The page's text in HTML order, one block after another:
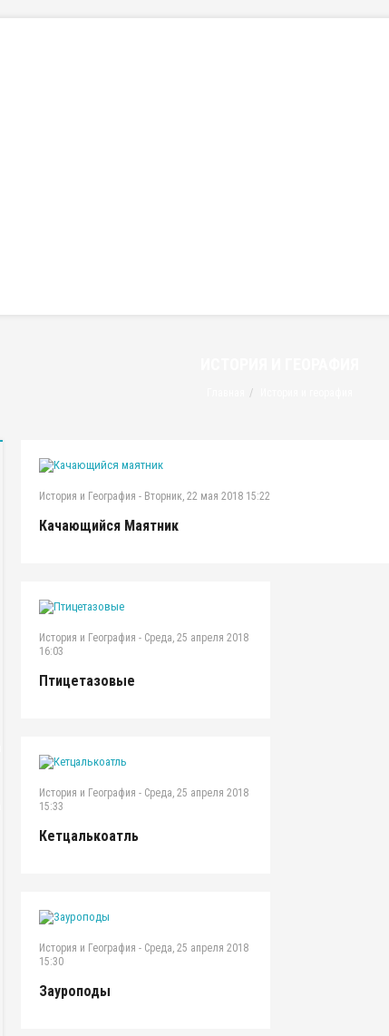
История и География - Вторник, 22 мая 2018 15:22
Качающийся Маятник
История и География - Среда, 25 апреля 2018
16:03
Птицетазовые
История и География - Среда, 25 апреля 2018
15:33
Кетцалькоатль
История и География - Среда, 25 апреля 2018
15:30
Зауроподы